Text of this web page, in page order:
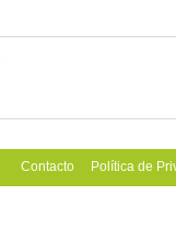
Contacto Política de